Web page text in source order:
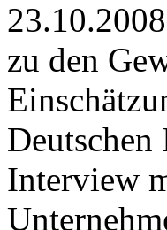
zu den
Interview